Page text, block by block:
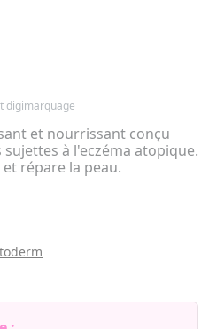
digimarquage
et nourrissant conçu
à l'eczéma atopique.
répare la peau.